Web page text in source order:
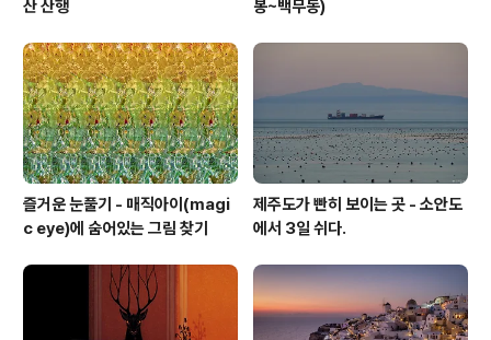
산 산행
봉~백무동)
즐거운 눈풀기 - 매직아이(magi
c eye)에 숨어있는 그림 찾기
제주도가 빤히 보이는 곳 - 소안도
에서 3일 쉬다.